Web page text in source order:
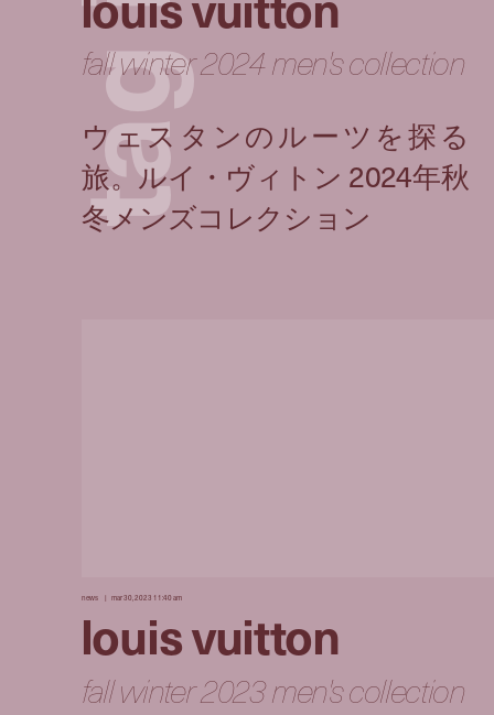
t
a
g
fall winter 2024 men's collection
news mar 30, 2023 11:40 am
louis vuitton
fall winter 2023 men's collection